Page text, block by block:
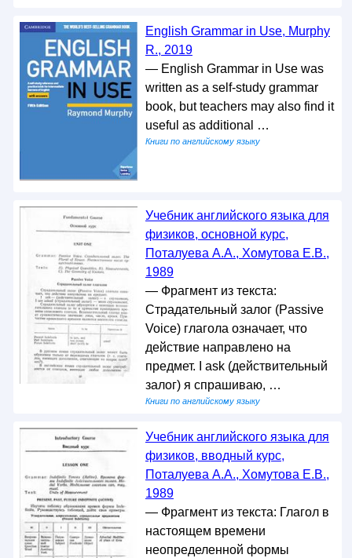
English Grammar in Use, Murphy
R., 2019
— English Grammar in Use was
written as a self-study grammar
book, but teachers may also find it
useful as additional …
Книги по английскому языку
Учебник английского языка для
физиков, основной курс,
Поталуева А.А., Хомутова Е.В.,
1989
— Фрагмент из текста:
Страдательный залог (Passive
Voice) глагола означает, что
действие направлено на
предмет. I ask (действительный
залог) я спрашиваю, …
Книги по английскому языку
Учебник английского языка для
физиков, вводный курс,
Поталуева А.А., Хомутова Е.В.,
1989
— Фрагмент из текста: Глагол в
настоящем времени
неопределенной формы